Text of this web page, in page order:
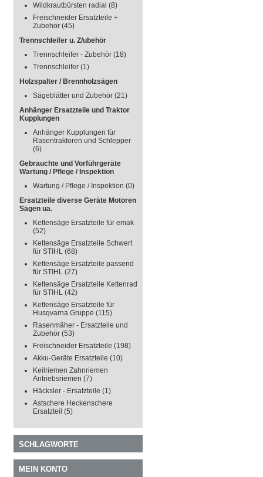
Wildkrautbürsten radial (8)
Freischneider Ersatzteile +
Zubehör (45)
Trennschleifer u. Z/ubehör
Trennschleifer - Zubehör (18)
Trennschleifer (1)
Holzspalter / Brennholzsägen
Sägeblätter und Zubehör (21)
Anhänger Ersatzteile und Traktor
Kupplungen
Anhänger Kupplungen für
Rasentraktoren und Schlepper
(6)
Gebrauchte und Vorführgeräte
Wartung / Pflege / Inspektion
Wartung / Pflege / Inspektion (0)
Ersatzteile diverse Geräte Motoren
Sägen ua.
Kettensäge Ersatzteile für emak
(52)
Kettensäge Ersatzteile Schwert
für STIHL (68)
Kettensäge Ersatzteile passend
für STIHL (27)
Kettensäge Ersatzteile Kettenrad
für STIHL (42)
Kettensäge Ersatzteile für
Husqvarna Gruppe (115)
Rasenmäher - Ersatzteile und
Zubehör (53)
Freischneider Ersatzteile (198)
Akku-Geräte Ersatzteile (10)
Keilriemen Zahnriemen
Antriebsriemen (7)
Häcksler - Ersatzteile (1)
Astschere Heckenschere
Ersatzteil (5)
SCHLAGWORTE
MEIN KONTO